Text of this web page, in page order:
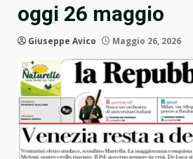
oggi 26 maggio
Giuseppe Avico Maggio 26, 2026